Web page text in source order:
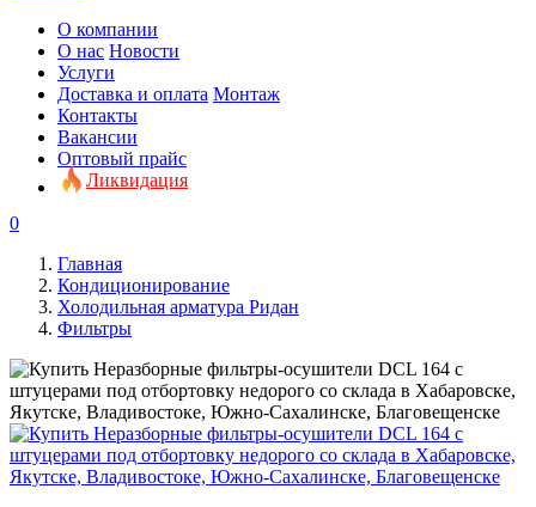
О компании
О нас Новости
Услуги
Доставка и оплата Монтаж
Контакты
Вакансии
Оптовый прайс
Ликвидация
0
Главная
Кондиционирование
Холодильная арматура Ридан
Фильтры